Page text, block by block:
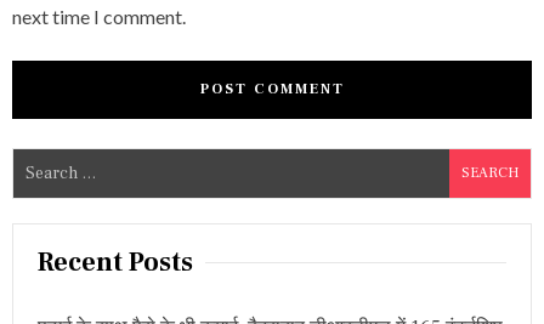
next time I comment.
a
Recent Posts